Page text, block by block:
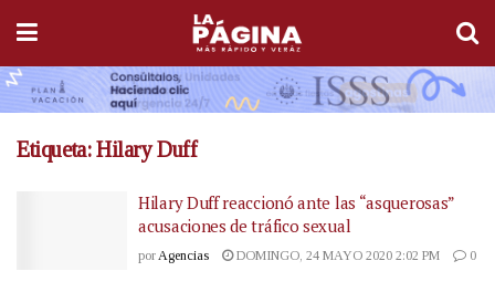
Etiqueta:Hilary Duff
Hilary Duff reaccionó ante las “asquerosas”
acusaciones de tráfico sexual
por Agencias DOMINGO, 24 MAYO 2020 2:02 PM 0